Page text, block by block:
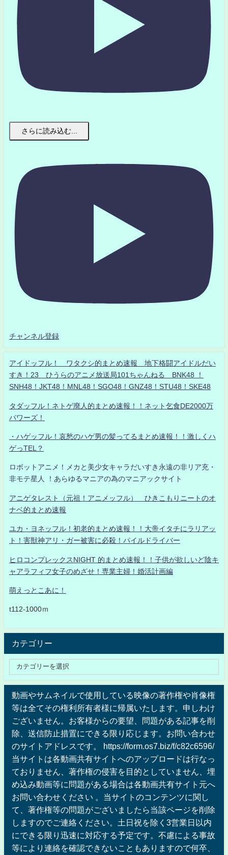
さらに読み込む...
チャンネル登録
アイドッフル！ ワタクシ的まとめ速報 地下格闘アイドルだい
すき！23 ひうらのアニメ放送局101ちゃんねる BNK48 ！
SNH48！JKT48！MNL48！SGO48！GNZ48！STU48！SKE48
タダッフル！ネトゲ廃人的まとめ速報！！ネット乞食DE2000万
パワーズ！
・ハゲッフル！哀愁のハゲ男の髪ってるまとめ速報！！激しくハ
ゲっTEL？
ロボットアニメ！メカと美少女キャラだいすき永遠の非リア充・
非モテ星人 ！あらゆるマニアの為のマニアックサイト
アニゲタレスト（元祖！アニメッフル） ひきこもりニートのオ
ナベ的まとめ速報
ユカ・ヨネッフル！初老的まとめ速報！！大帝イタチにラリアッ
ト！害獣神アリ・ガー被害に必殺！パイルドライバー
ヒロコンプレックスNIGHT 的まとめ速報！！子供が欲しいど陰キ
ャアラフィフ女子のめざせ！専業主婦！婚活計画編
萌えっとこあに！
t112-1000ｍ
カテゴリー
動画やサムネイルで使用している映像の著作権や肖像権
等は全てその権利所有者様に帰属いたします。申しわけ
ございません。お客様からの要望、問題がある記事を削
除、送信防止措置にできる限り応じます。お問い合わせ
のサイトアドレスです。 https://form.os7.biz/f/c82c6596/
当サイトは各動画共有サイトへのアップロードは行なっ
ておりません、著作権の侵害を目的としていません、埋
め込み動画等に問題がある場合は各動画共有サイト元へ
お問い合わせください 。当サイトのコンテンツに関し
て、著作権等の問題がございましたら当該ページを削除
しますのでご連絡ください。土日祝を除く3営業日以内
にできる限り迅速に対応する予定です。不慮による事故
等により連絡を確認できないこともありますので何卒、